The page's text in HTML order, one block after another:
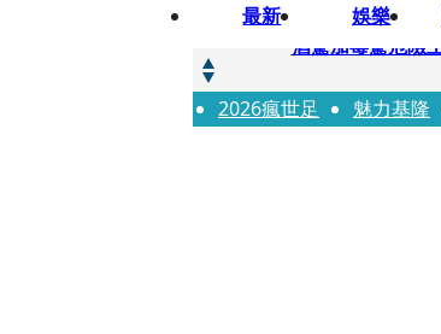
最新 娛樂
快訊
酒駕加毒駕危險
快訊
Ozone黃文廷、
2026瘋世足 魅力基隆